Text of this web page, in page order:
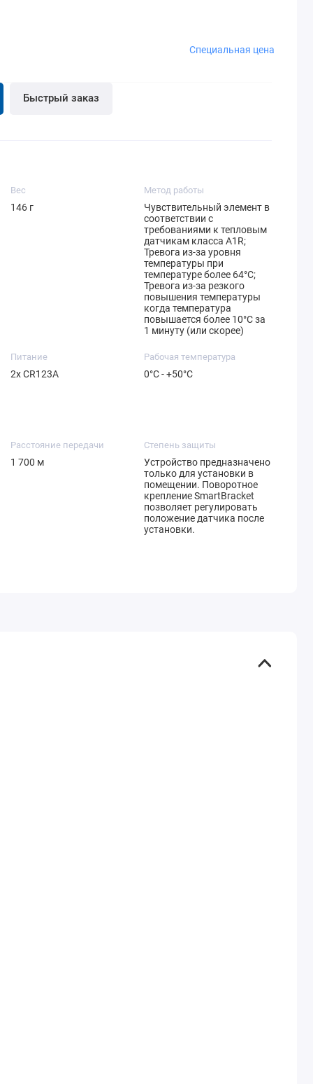
Быстрый заказ
Специальная цена
Иметь достаточно средств для внесения первой
Иметь достаточно средств для внесения первой
Вес
146 г
Метод работы
Чувствительный элемент в
соответствии с
требованиями к тепловым
датчикам класса A1R;
Тревога из-за уровня
температуры при
температуре более 64°C;
Тревога из-за резкого
повышения температуры
когда температура
повышается более 10°C за
1 минуту (или скорее)
Питание
2х CR123A
Рабочая температура
0°С - +50°С
Расстояние передачи
1 700 м
Степень защиты
Устройство предназначено
только для установки в
помещении. Поворотное
крепление SmartBracket
позволяет регулировать
положение датчика после
установки.